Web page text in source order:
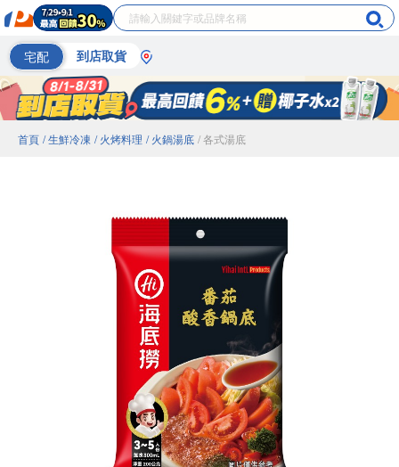
宅配 到店取貨
首頁 / 生鮮冷凍 / 火烤料理 / 火鍋湯底 / 各式湯底